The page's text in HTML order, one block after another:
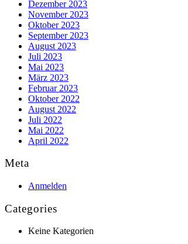
Dezember 2023
November 2023
Oktober 2023
September 2023
August 2023
Juli 2023
Mai 2023
März 2023
Februar 2023
Oktober 2022
August 2022
Juli 2022
Mai 2022
April 2022
Meta
Anmelden
Categories
Keine Kategorien